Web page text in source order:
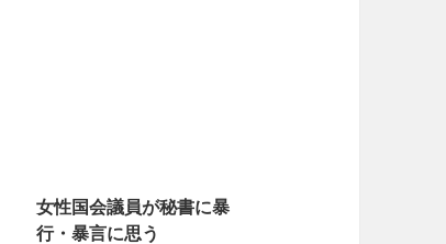
女性国会議員が秘書に暴
行・暴言に思う